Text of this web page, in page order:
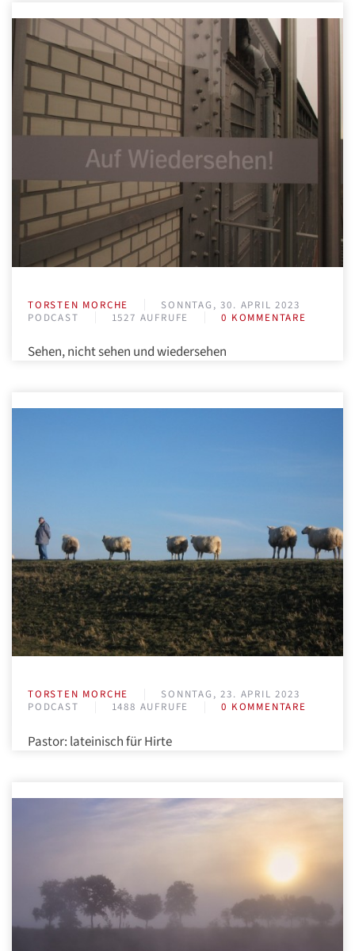
TORSTEN MORCHE
SONNTAG, 30. APRIL 2023
PODCAST
1527 AUFRUFE 0 KOMMENTARE
Sehen, nicht sehen und wiedersehen
TORSTEN MORCHE
SONNTAG, 23. APRIL 2023
PODCAST
1488 AUFRUFE 0 KOMMENTARE
Pastor: lateinisch für Hirte